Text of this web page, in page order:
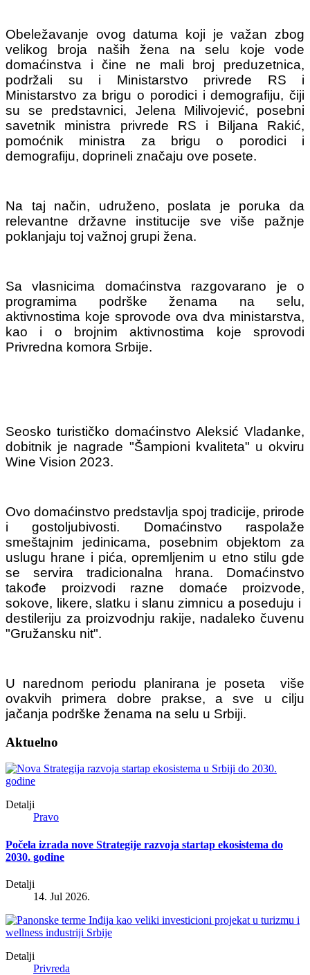
Obeležavanje ovog datuma koji je važan zbog
velikog broja naših žena na selu koje vode
domaćinstva i čine ne mali broj preduzetnica,
podržali su i Ministarstvo privrede RS i
Ministarstvo za brigu o porodici i demografiju, čiji
su se predstavnici, Jelena Milivojević, posebni
savetnik ministra privrede RS i Biljana Rakić,
pomoćnik ministra za brigu o porodici i
demografiju, doprineli značaju ove posete.
Na taj način, udruženo, poslata je poruka da
relevantne državne institucije sve više pažnje
poklanjaju toj važnoj grupi žena.
Sa vlasnicima domaćinstva razgovarano je o
programima podrške ženama na selu,
aktivnostima koje sprovode ova dva ministarstva,
kao i o brojnim aktivnostima koje sprovodi
Privredna komora Srbije.
Seosko turističko domaćinstvo Aleksić Vladanke,
dobitnik je nagrade "Šampioni kvaliteta" u okviru
Wine Vision 2023.
Ovo domaćinstvo predstavlja spoj tradicije, prirode
i gostoljubivosti. Domaćinstvo raspolaže
smeštajnim jedinicama, posebnim objektom za
uslugu hrane i pića, opremljenim u etno stilu gde
se servira tradicionalna hrana. Domaćinstvo
takođe proizvodi razne domaće proizvode,
sokove, likere, slatku i slanu zimnicu a poseduju i
destileriju za proizvodnju rakije, nadaleko čuvenu
"Gružansku nit".
U narednom periodu planirana je poseta više
ovakvih primera dobre prakse, a sve u cilju
jačanja podrške ženama na selu u Srbiji.
Aktuelno
Detalji
Pravo
Počela izrada nove Strategije razvoja startap ekosistema do
2030. godine
Detalji
14. Jul 2026.
Detalji
Privreda